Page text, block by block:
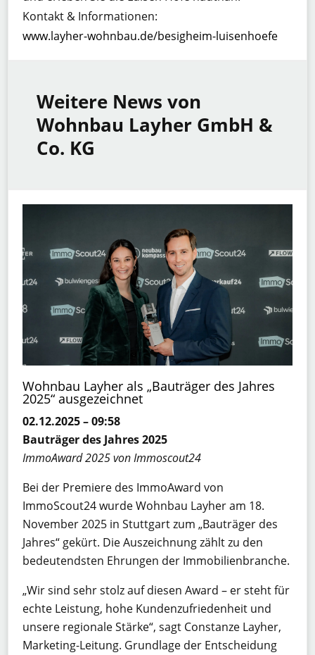
Kontakt & Informationen:
www.layher-wohnbau.de/besigheim-luisenhoefe
Weitere News von
Wohnbau Layher GmbH &
Co. KG
Wohnbau Layher als „Bauträger des Jahres
2025“ ausgezeichnet
02.12.2025 – 09:58
Bauträger des Jahres 2025
ImmoAward 2025 von Immoscout24
Bei der Premiere des ImmoAward von
ImmoScout24 wurde Wohnbau Layher am 18.
November 2025 in Stuttgart zum „Bauträger des
Jahres“ gekürt. Die Auszeichnung zählt zu den
bedeutendsten Ehrungen der Immobilienbranche.
„Wir sind sehr stolz auf diesen Award – er steht für
echte Leistung, hohe Kundenzufriedenheit und
unsere regionale Stärke“, sagt Constanze Layher,
Marketing-Leitung. Grundlage der Entscheidung